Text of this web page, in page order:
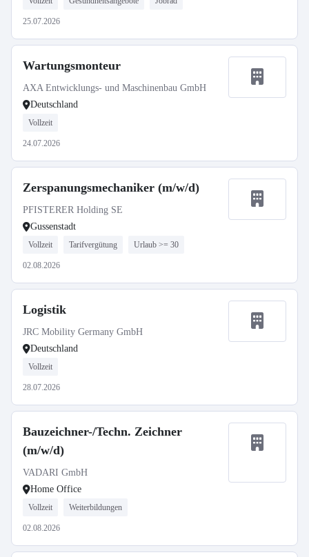
25.07.2026
Wartungsmonteur
AXA Entwicklungs- und Maschinenbau GmbH
Deutschland
Vollzeit
24.07.2026
Zerspanungsmechaniker (m/w/d)
PFISTERER Holding SE
Gussenstadt
Vollzeit Tarifvergütung Urlaub >= 30
02.08.2026
Logistik
JRC Mobility Germany GmbH
Deutschland
Vollzeit
28.07.2026
Bauzeichner-/Techn. Zeichner
(m/w/d)
VADARI GmbH
Home Office
Vollzeit Weiterbildungen
02.08.2026